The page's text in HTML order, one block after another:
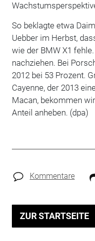
So beklagte etwa
Uebber im Herbst,
wie der BMW X1
nachziehen. Bei
2012 bei 53 Prozent.
Cayenne, der 2013
Macan, bekommen
Anteil anheben. (dpa)
Kommentare
ZUR STARTSEITE